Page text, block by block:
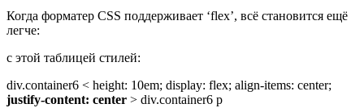
Когда форматер CSS поддерживает ‘flex’, всё становится ещё
легче:
с этой таблицей стилей:
div.container6 < height: 10em; display: flex; align-items: center;
justify-content: center > div.container6 p